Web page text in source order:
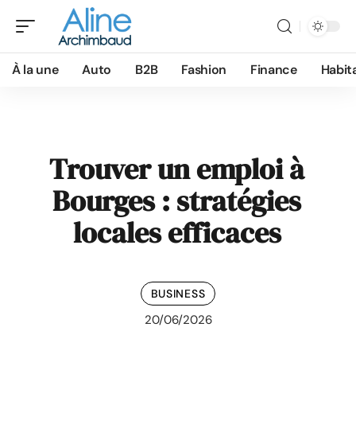
À la une Auto B2B Fashion Finance
Trouver un emploi à
Bourges : stratégies
locales efficaces
BUSINESS
20/06/2026